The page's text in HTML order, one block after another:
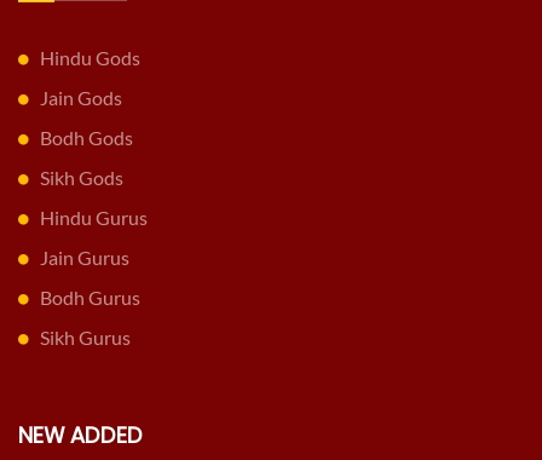
Hindu Gods
Jain Gods
Bodh Gods
Sikh Gods
Hindu Gurus
Jain Gurus
Bodh Gurus
Sikh Gurus
NEW ADDED